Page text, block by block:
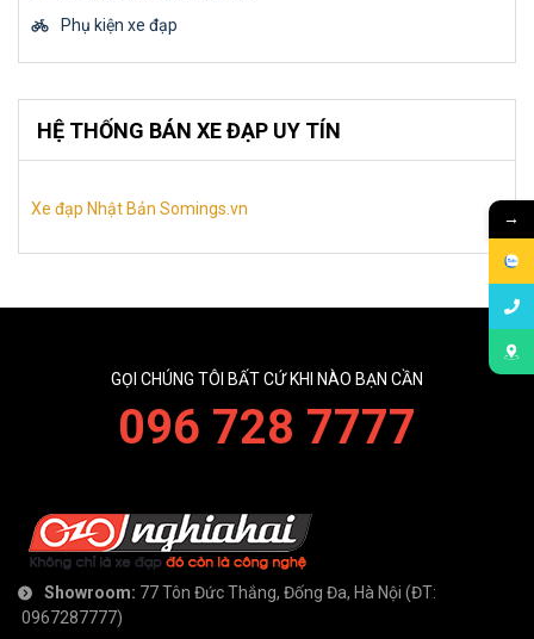
Phụ kiện xe đạp
HỆ THỐNG BÁN XE ĐẠP UY TÍN
Xe đạp Nhật Bản Somings.vn
GỌI CHÚNG TÔI BẤT CỨ KHI NÀO BẠN CẦN
096 728 7777
Showroom: 77 Tôn Đức Thắng, Đống Đa, Hà Nội (ĐT:
0967287777)
→